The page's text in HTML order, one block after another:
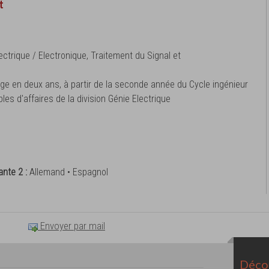
/ Electronique, Traitement du Signal et
en deux ans, à partir de la seconde année du Cycle ingénieur
d'affaires de la division Génie Electrique
2 : Allemand • Espagnol
Envoyer par mail